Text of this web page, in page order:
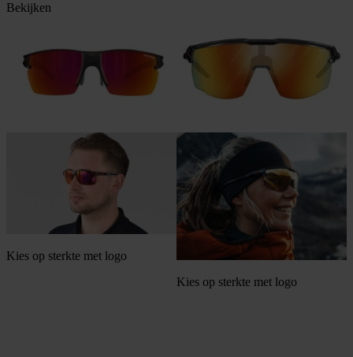
Bekijken
Kies op sterkte met logo
Kies op sterkte met logo